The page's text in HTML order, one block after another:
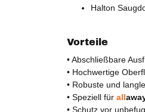
Halton
Vorteile
• Abschließbare
• Hochwertige
• Robuste und
• Speziell für all
• Schutz vor